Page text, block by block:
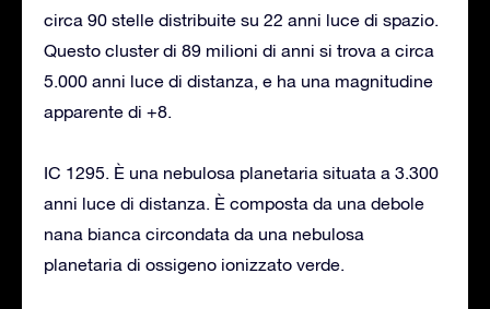
circa 90 stelle distribuite su 22 anni luce di spazio.
Questo cluster di 89 milioni di anni si trova a circa
5.000 anni luce di distanza, e ha una magnitudine
apparente di +8.
IC 1295. È una nebulosa planetaria situata a 3.300
anni luce di distanza. È composta da una debole
nana bianca circondata da una nebulosa
planetaria di ossigeno ionizzato verde.